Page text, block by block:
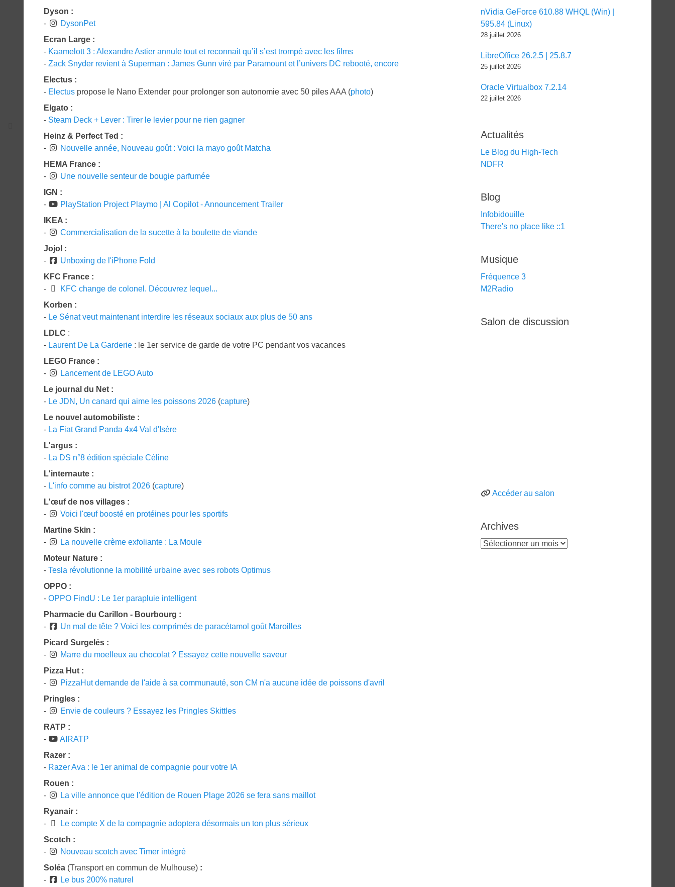
Dyson :
-
DysonPet
Ecran Large :
- Kaamelott 3 : Alexandre Astier annule tout et reconnait qu’il s’est trompé avec les films
- Zack Snyder revient à Superman : James Gunn viré par Paramount et l’univers DC rebooté, encore
Electus :
- Electus propose le Nano Extender pour prolonger son autonomie avec 50 piles AAA (photo)
Elgato :
- Steam Deck + Lever : Tirer le levier pour ne rien gagner
Heinz & Perfect Ted :
-
Nouvelle année, Nouveau goût : Voici la mayo goût Matcha
HEMA France :
-
Une nouvelle senteur de bougie parfumée
IGN :
-
PlayStation Project Playmo | Al Copilot - Announcement Trailer
IKEA :
-
Commercialisation de la sucette à la boulette de viande
Jojol :
-
Unboxing de l'iPhone Fold
KFC France :
-
KFC change de colonel. Découvrez lequel...
Korben :
- Le Sénat veut maintenant interdire les réseaux sociaux aux plus de 50 ans
LDLC :
- Laurent De La Garderie : le 1er service de garde de votre PC pendant vos vacances
LEGO France :
-
Lancement de LEGO Auto
Le journal du Net :
- Le JDN, Un canard qui aime les poissons 2026 (capture)
Le nouvel automobiliste :
- La Fiat Grand Panda 4x4 Val d'Isère
L'argus :
- La DS n°8 édition spéciale Céline
L'internaute :
- L'info comme au bistrot 2026 (capture)
L'œuf de nos villages :
-
Voici l'œuf boosté en protéines pour les sportifs
Martine Skin :
-
La nouvelle crème exfoliante : La Moule
Moteur Nature :
- Tesla révolutionne la mobilité urbaine avec ses robots Optimus
OPPO :
- OPPO FindU : Le 1er parapluie intelligent
Pharmacie du Carillon - Bourbourg :
-
Un mal de tête ? Voici les comprimés de paracétamol goût Maroilles
Picard Surgelés :
-
Marre du moelleux au chocolat ? Essayez cette nouvelle saveur
Pizza Hut :
-
PizzaHut demande de l'aide à sa communauté, son CM n'a aucune idée de poissons d'avril
Pringles :
-
Envie de couleurs ? Essayez les Pringles Skittles
RATP :
-
AIRATP
Razer :
- Razer Ava : le 1er animal de compagnie pour votre IA
Rouen :
-
La ville annonce que l'édition de Rouen Plage 2026 se fera sans maillot
Ryanair :
-
Le compte X de la compagnie adoptera désormais un ton plus sérieux
Scotch :
-
Nouveau scotch avec Timer intégré
Soléa (Transport en commun de Mulhouse) :
-
Le bus 200% naturel
nVidia GeForce 610.88 WHQL (Win) |
595.84 (Linux)
28 juillet 2026
LibreOffice 26.2.5 | 25.8.7
25 juillet 2026
Oracle Virtualbox 7.2.14
22 juillet 2026
Actualités
Le Blog du High-Tech
NDFR
Blog
Infobidouille
There's no place like ::1
Musique
Fréquence 3
M2Radio
Salon de discussion
Accéder au salon
Archives
Archives